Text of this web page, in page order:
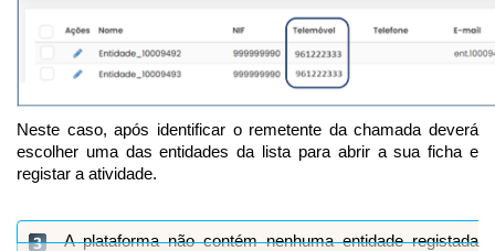
Neste caso, após identificar o remetente da chamada deverá
escolher uma das entidades da lista para abrir a sua ficha e
registar a atividade.
A plataforma não contém nenhuma entidade registada